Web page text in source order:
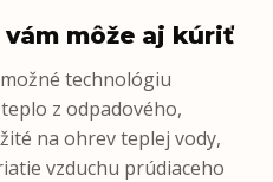
môže aj kúriť
technológiu
z odpadového,
na ohrev teplej vody,
vzduchu prúdiaceho